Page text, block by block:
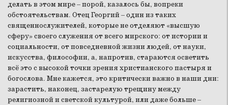
делать в этом мире – порой, казалось бы, вопреки
обстоятельствам. Отец Георгий – один из таких
священнослужителей, которые не отделяют «высшую
сферу» своего служения от всего мирского: от истории и
социальности, от повседневной жизни людей, от науки,
искусства, философии, а, напротив, стараются осветить
всё это с высокой точки зрения христианского пастыря и
богослова. Мне кажется, это критически важно в наши дни:
зарастить, наконец, застарелую трещину между
религиозной и светской культурой, или даже больше –